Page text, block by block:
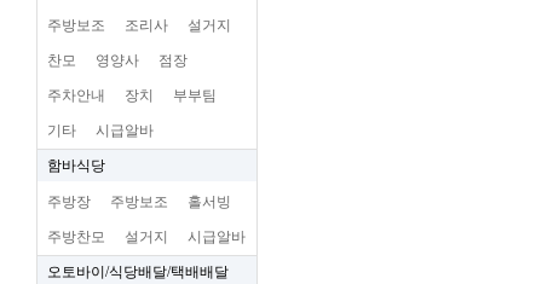
주방보조 조리사 설거지
찬모 영양사 점장
주차안내 장치 부부팀
기타 시급알바
함바식당
주방장 주방보조 홀서빙
주방찬모 설거지 시급알바
오토바이/식당배달/택배배달